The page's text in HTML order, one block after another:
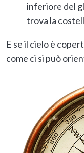
inferiore del
trova la
E se il cielo è
come ci si può